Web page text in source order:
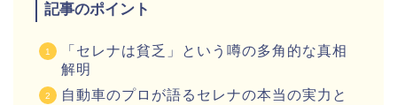
記事のポイント
「セレナは貧乏」という噂の多角的な真相
解明
自動車のプロが語るセレナの本当の実力と